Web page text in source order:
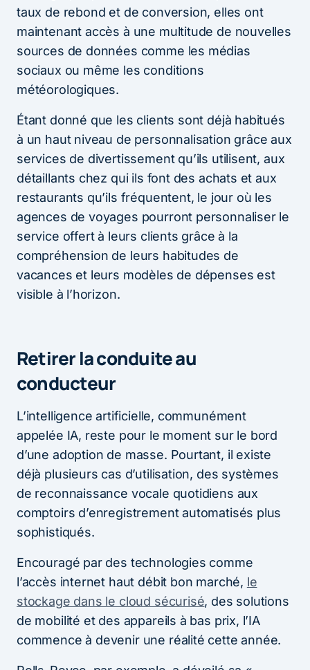
taux de rebond et de conversion, elles ont
maintenant accès à une multitude de nouvelles
sources de données comme les médias
sociaux ou même les conditions
météorologiques.
Étant donné que les clients sont déjà habitués
à un haut niveau de personnalisation grâce aux
services de divertissement qu’ils utilisent, aux
détaillants chez qui ils font des achats et aux
restaurants qu’ils fréquentent, le jour où les
agences de voyages pourront personnaliser le
service offert à leurs clients grâce à la
compréhension de leurs habitudes de
vacances et leurs modèles de dépenses est
visible à l’horizon.
Retirer la conduite au
conducteur
L’intelligence artificielle, communément
appelée IA, reste pour le moment sur le bord
d’une adoption de masse. Pourtant, il existe
déjà plusieurs cas d’utilisation, des systèmes
de reconnaissance vocale quotidiens aux
comptoirs d’enregistrement automatisés plus
sophistiqués.
Encouragé par des technologies comme
l’accès internet haut débit bon marché, le
stockage dans le cloud sécurisé, des solutions
de mobilité et des appareils à bas prix, l’IA
commence à devenir une réalité cette année.